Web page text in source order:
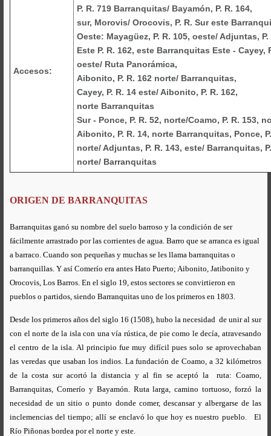
Accesos:
P. R. 719 Barranquitas/ Bayamón, P. R. 164,
sur, Morovis/ Orocovis, P. R. Sur este
Oeste: Mayagüez, P. R. 105, oeste/ Adjuntas, P.
Este P. R. 162, este Barranquitas Este - Cayey,
oeste/ Ruta Panorámica,
Aibonito, P. R. 162 norte/ Barranquitas,
Cayey, P. R. 14 este/ Aibonito, P. R. 162,
norte Barranquitas
Sur - Ponce, P. R. 52, norte/Coamo, P. R. 153,
Aibonito, P. R. 14, norte Barranquitas, Ponce,
norte/ Adjuntas, P. R. 143, este/ Barranquitas,
norte/ Barranquitas
ORIGEN DE BARRANQUITAS
Barranquitas ganó su nombre del suelo barroso y la condición de ser
fácilmente arrastrado por las corrientes de agua. Barro que se arranca es igual
a barraco. Cuando son pequeñas y muchas se les llama barranquitas o
barranquillas. Y así Comerío era antes Hato Puerto; Aibonito, Jatibonito y
Orocovis, Los Barros. En el siglo 19, estos sectores se convirtieron en
pueblos o partidos, siendo Barranquitas uno de los primeros en 1803.
Desde los primeros años del siglo 16 (1508), hubo la necesidad de unir al sur
con el norte de la isla con una vía rústica, de pie como le decía, atravesando
el centro de la isla. Al principio fue muy difícil pues solo se aprovechaban
las veredas que usaban los indios. La fundación de Coamo, a 32 kilómetros
de la costa sur acortó la distancia y al fin se aceptó la
ruta: Coamo,
Barranquitas, Comerío y Bayamón. Ruta larga, camino tortuoso, forzó la
necesidad de un sitio o punto donde comer, descansar y albergarse de las
inclemencias del tiempo; allí se enclavó lo que hoy es nuestro pueblo.
El
Río Piñonas bordea por el norte y este.